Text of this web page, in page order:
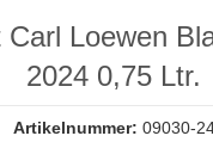
Carl Loewen
2024 0,75 Ltr.
Artikelnummer: 09030-